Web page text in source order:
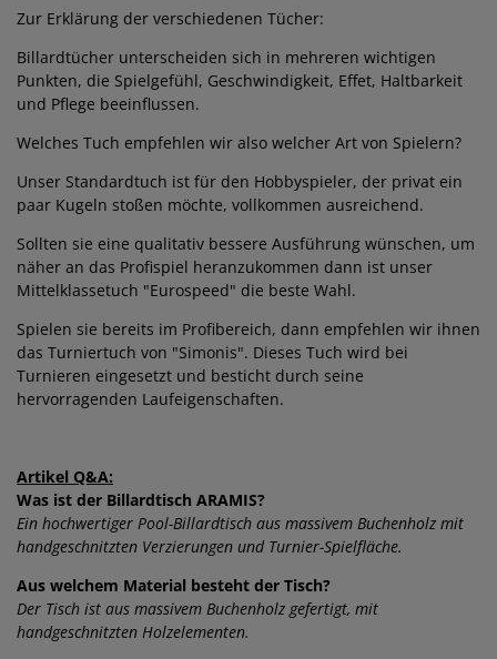
Zur Erklärung der verschiedenen Tücher:
Billardtücher unterscheiden sich in mehreren wichtigen
Punkten, die Spielgefühl, Geschwindigkeit, Effet, Haltbarkeit
und Pflege beeinflussen.
Welches Tuch empfehlen wir also welcher Art von Spielern?
Unser Standardtuch ist für den Hobbyspieler, der privat ein
paar Kugeln stoßen möchte, vollkommen ausreichend.
Sollten sie eine qualitativ bessere Ausführung wünschen, um
näher an das Profispiel heranzukommen dann ist unser
Mittelklassetuch "Eurospeed" die beste Wahl.
Spielen sie bereits im Profibereich, dann empfehlen wir ihnen
das Turniertuch von "Simonis". Dieses Tuch wird bei
Turnieren eingesetzt und besticht durch seine
hervorragenden Laufeigenschaften.
Artikel Q&A:
Was ist der Billardtisch ARAMIS?
Ein hochwertiger Pool-Billardtisch aus massivem Buchenholz mit
handgeschnitzten Verzierungen und Turnier-Spielfläche.
Aus welchem Material besteht der Tisch?
Der Tisch ist aus massivem Buchenholz gefertigt, mit
handgeschnitzten Holzelementen.